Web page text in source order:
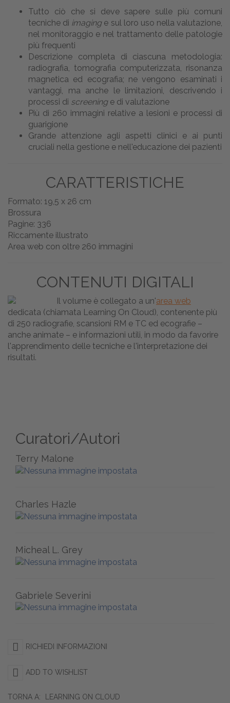
Tutto ciò che si deve sapere sulle più comuni
tecniche di imaging e sul loro uso nella valutazione,
nel monitoraggio e nel trattamento delle patologie
più frequenti
Descrizione completa di ciascuna metodologia:
radiografia, tomografia computerizzata, risonanza
magnetica ed ecografia; ne vengono esaminati i
vantaggi, ma anche le limitazioni, descrivendo i
processi di screening e di valutazione
Più di 260 immagini relative a lesioni e processi di
guarigione
Grande attenzione agli aspetti clinici e ai punti
cruciali nella gestione e nell'educazione dei pazienti
CARATTERISTICHE
Formato: 19,5 x 26 cm
Brossura
Pagine: 336
Riccamente illustrato
Area web con oltre 260 immagini
CONTENUTI DIGITALI
Il volume è collegato a un'area web
dedicata (chiamata Learning On Cloud), contenente più
di 250 radiografie, scansioni RM e TC ed ecografie –
anche animate – e informazioni utili, in modo da favorire
l'apprendimento delle tecniche e l'interpretazione dei
risultati.
Curatori/Autori
Terry Malone
Charles Hazle
Micheal L. Grey
Gabriele Severini
RICHIEDI INFORMAZIONI
ADD TO WISHLIST
TORNA A: LEARNING ON CLOUD